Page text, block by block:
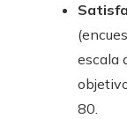
escala
80.